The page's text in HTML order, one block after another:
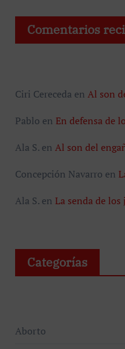
Comentarios
Ciri Cereceda en Al son
Pablo en En defensa de
Ala S.en Al son del
Concepción Navarro en
Ala S.en La senda de los
Categorías
Aborto